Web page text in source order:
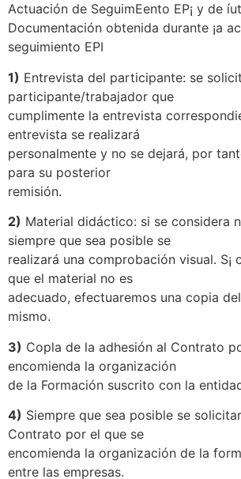
Actuación de SeguimEento EP¡ y de
Documentación obtenida durante ¡a
seguimiento EPI
1) Entrevista del participante: se
participante/trabajador que
cumplimente la entrevista
entrevista se realizará
personalmente y no se dejará, por
para su posterior
remisión.
2) Material didáctico: si se considera
siempre que sea posible se
realizará una comprobación visual. S¡
que el material no es
adecuado, efectuaremos una copia
mismo.
3) Copla de la adhesión al Contrato
encomienda la organización
de la Formación suscrito con la
4) Siempre que sea posible se
Contrato por el que se
encomienda la organización de la
entre las empresas.